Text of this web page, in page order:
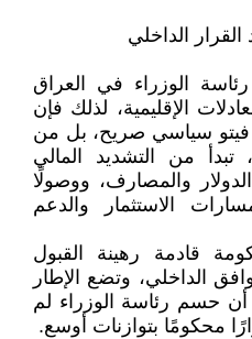
الداخلي
الوزراء في العراق
الإقليمية، لذلك فإن
فيتو سياسي صريح، بل من
من التشديد المالي
والمصارف، ووصولًا
الاستثمار والدعم
قادمة رهينة القبول
الداخلي، وتضع الإطار
أن حسم رئاسة الوزراء لم
محكومًا بتوازنات أوسع.